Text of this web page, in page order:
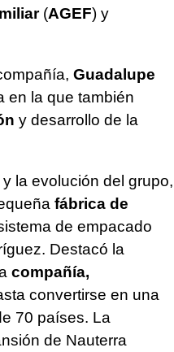
(AGEF) y
Guadalupe
en la que también
y desarrollo de la
la evolución del grupo,
fábrica de
de empacado
Destacó la
compañía,
convertirse en una
70 países. La
de Nauterra